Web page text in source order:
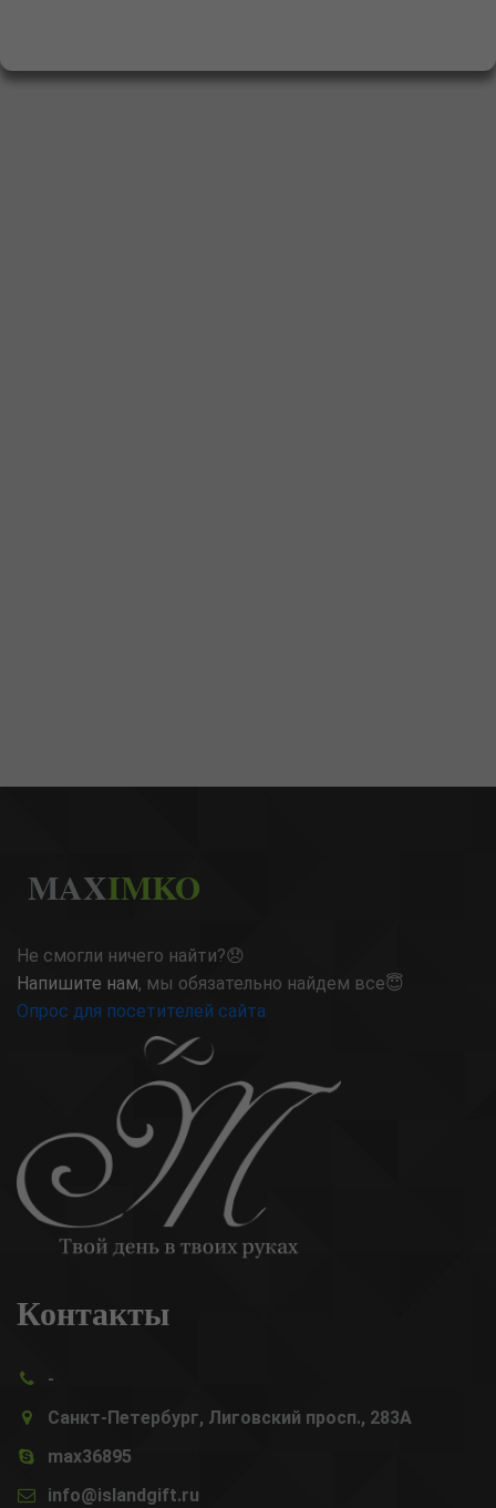
MAXIMKO
Не смогли ничего найти?😞
Напишите нам, мы обязательно найдем все😇
Опрос для посетителей сайта
Контакты
-
Санкт-Петербург, Лиговский просп., 283А
max36895
info@islandgift.ru